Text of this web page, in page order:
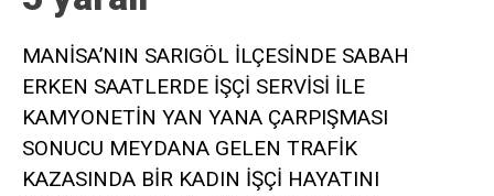
MANİSA’NIN SARIGÖL İLÇESİNDE SABAH
ERKEN SAATLERDE İŞÇİ SERVİSİ İLE
KAMYONETİN YAN YANA ÇARPIŞMASI
SONUCU MEYDANA GELEN TRAFİK
KAZASINDA BİR KADIN İŞÇİ HAYATINI